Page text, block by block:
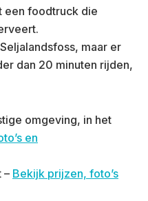
een foodtruck die
maar er
dan 20 minuten rijden,
omgeving, in het
en
– Bekijk prijzen, foto’s